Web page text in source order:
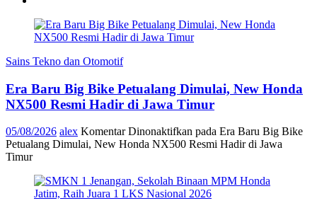
Sains Tekno dan Otomotif
Era Baru Big Bike Petualang Dimulai, New Honda
NX500 Resmi Hadir di Jawa Timur
05/08/2026 alex Komentar Dinonaktifkan pada Era Baru Big Bike
Petualang Dimulai, New Honda NX500 Resmi Hadir di Jawa
Timur